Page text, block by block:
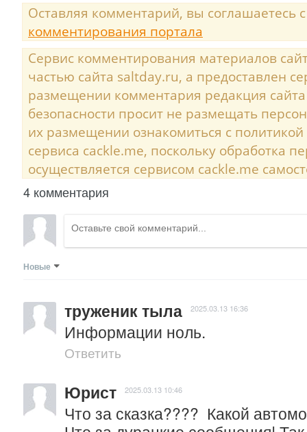
Оставляя комментарий, вы соглашаетесь
комментирования портала
Сервис комментирования материалов
частью сайта saltday.ru, а предоставлен
размещении комментария редакция
безопасности просит не размещать
их размещении ознакомиться с
сервиса cackle.me, поскольку обработка
осуществляется сервисом cackle.me
4 комментария
Новые
труженик тыла 2025.03.13 16:36
Информации ноль.
Ответить
Юрист 2025.03.13 10:46
Что за сказка????  Какой